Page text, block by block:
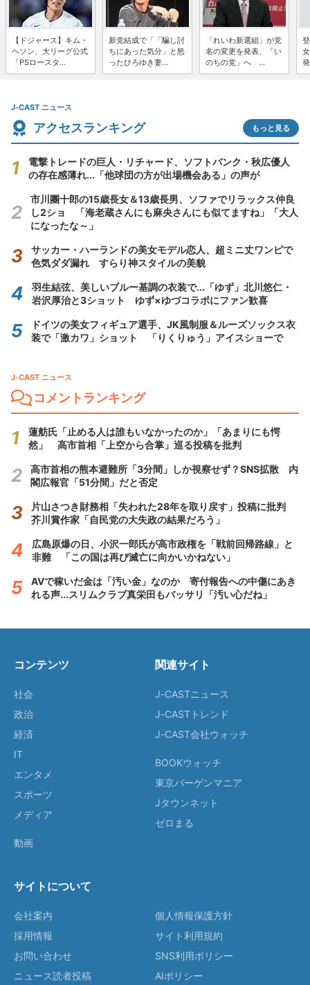
【ドジャース】キム・
ヘソン、大リーグ公式
「PSロースタ...
新党結成で「「騙し討
ちにあった気分」と怒
ったひろゆき妻...
「れいわ新選組」が党
名の変更を発表、「い
のちの党」へ ...
J-CAST ニュース
アクセスランキング もっと見る
電撃トレードの巨人・リチャード、ソフトバンク・秋広優人
の存在感薄れ...「他球団の方が出場機会ある」の声が
市川團十郎の15歳長女＆13歳長男、ソファでリラックス仲良
し2ショ 「海老蔵さんにも麻央さんにも似てますね」「大人
になったな～」
サッカー・ハーランドの美女モデル恋人、超ミニ丈ワンピで
色気ダダ漏れ すらり神スタイルの美貌
羽生結弦、美しいブルー基調の衣装で...「ゆず」北川悠仁・
岩沢厚治と3ショット ゆず×ゆづコラボにファン歓喜
ドイツの美女フィギュア選手、JK風制服＆ルーズソックス衣
装で「激カワ」ショット 「りくりゅう」アイスショーで
J-CAST ニュース
コメントランキング
蓮舫氏「止める人は誰もいなかったのか」「あまりにも愕
然」 高市首相「上空から合掌」巡る投稿を批判
高市首相の熊本避難所「3分間」しか視察せず？SNS拡散 内
閣広報官「51分間」だと否定
片山さつき財務相「失われた28年を取り戻す」投稿に批判
芥川賞作家「自民党の大失政の結果だろう」
広島原爆の日、小沢一郎氏が高市政権を「戦前回帰路線」と
非難 「この国は再び滅亡に向かいかねない」
AVで稼いだ金は「汚い金」なのか 寄付報告への中傷にあき
れる声...スリムクラブ真栄田もバッサリ「汚い心だね」
コンテンツ
社会
政治
経済
IT
エンタメ
スポーツ
メディア
動画
関連サイト
J-CASTニュース
J-CASTトレンド
J-CAST会社ウォッチ
BOOKウォッチ
東京バーゲンマニア
Jタウンネット
ゼロまる
サイトについて
会社案内
採用情報
お問い合わせ
ニュース読者投稿
個人情報保護方針
サイト利用規約
SNS利用ポリシー
AIポリシー